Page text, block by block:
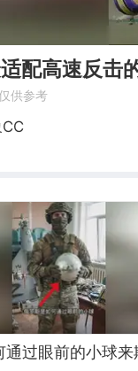
配高速反击
供参考
通过眼前的小球来